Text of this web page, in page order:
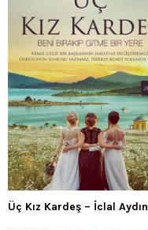
Üç Kız Kardeş – İclal Aydın